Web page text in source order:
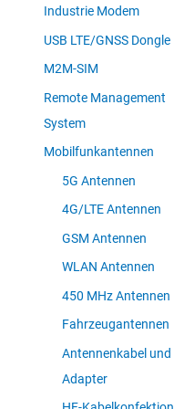
Industrie Modem
USB LTE/GNSS Dongle
M2M-SIM
Remote Management
System
Mobilfunkantennen
5G Antennen
4G/LTE Antennen
GSM Antennen
WLAN Antennen
450 MHz Antennen
Fahrzeugantennen
Antennenkabel und
Adapter